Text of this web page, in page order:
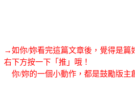
→如你/妳看完這篇文章後，覺得是篇
右下方按一下「推」哦！
你/妳的一個小動作，都是鼓勵版主